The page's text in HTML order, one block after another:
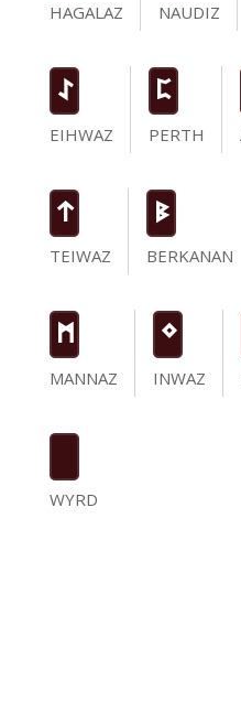
HAGALAZ
NAUDIZ
I
EIHWAZ
P
PERTH
t
TEIWAZ
B
BERKANAN
M
MANNAZ
N
INWAZ
WYRD